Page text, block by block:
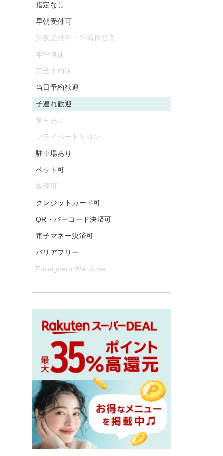
指定なし
早朝受付可
深夜受付可・24時間営業
年中無休
完全予約制
当日予約歓迎
子連れ歓迎
個室あり
プライベートサロン
駐車場あり
ペット可
喫煙可
クレジットカード可
QR・バーコード決済可
電子マネー決済可
バリアフリー
Foreigners Welcome